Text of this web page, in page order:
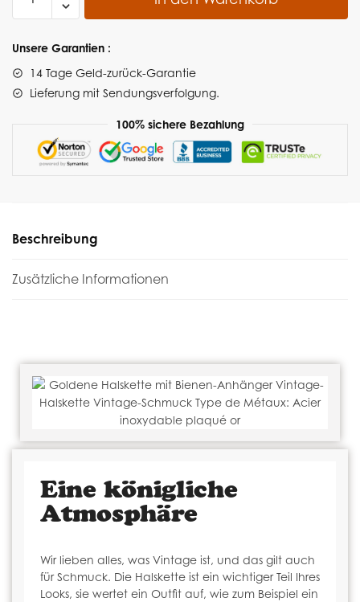
Unsere Garantien :
14 Tage Geld-zurück-Garantie
Lieferung mit Sendungsverfolgung.
100% sichere Bezahlung
Beschreibung
Zusätzliche Informationen
Eine königliche
Atmosphäre
Wir lieben alles, was Vintage ist, und das gilt auch
für Schmuck. Die Halskette ist ein wichtiger Teil Ihres
Looks, sie wertet ein Outfit auf, wie zum Beispiel ein